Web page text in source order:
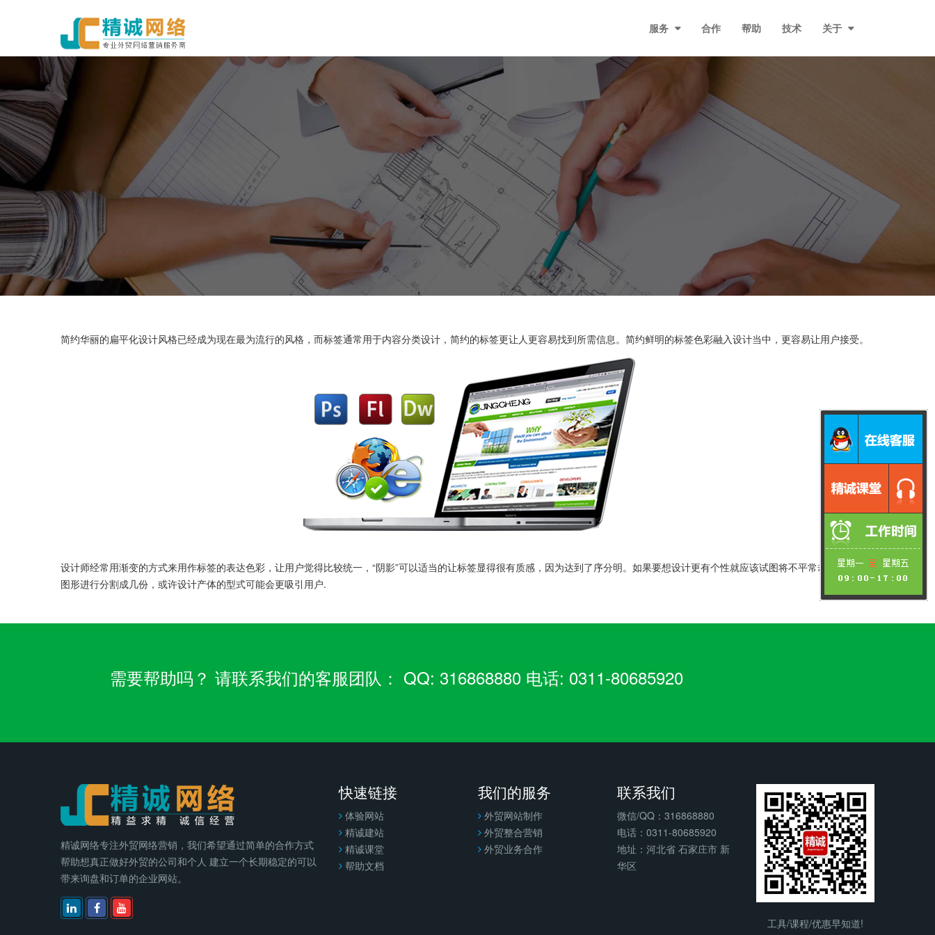
服务 合作 帮助 技术 关于
简约华丽的扁平化设计风格已经成为现在最为流行的风格，而标签通常用于内容分类设计，简约的标签更让人更容易找到所需信息。简约鲜明的标签色彩融入设计当中，更容易让用户接受。
设计师经常用渐变的方式来用作标签的表达色彩，让用户觉得比较统一，“阴影”可以适当的让标签显得很有质感，因为达到了序分明。如果要想设计更有个性就应该试图将不平常却有规律的
图形进行分割成几份，或许设计产体的型式可能会更吸引用户.
需要帮助吗？ 请联系我们的客服团队： QQ: 316868880 电话: 0311-80685920
精诚网络专注外贸网络营销，我们希望通过简单的合作方式
帮助想真正做好外贸的公司和个人 建立一个长期稳定的可以
带来询盘和订单的企业网站。
快速链接
体验网站
精诚建站
精诚课堂
帮助文档
我们的服务
外贸网站制作
外贸整合营销
外贸业务合作
工具/课程/优惠早知道!
联系我们
微信/QQ：316868880
电话：0311-80685920
地址：河北省 石家庄市 新
华区